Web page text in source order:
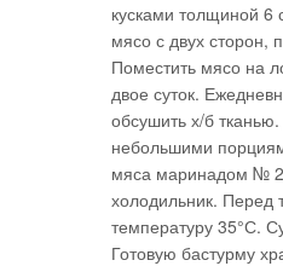
кусками толщиной
мясо с двух сторон,
Поместить мясо на
двое суток.
обсушить х/б
небольшими
мяса маринадом №
холодильник. Перед
температуру 35°С.
Готовую бастурму